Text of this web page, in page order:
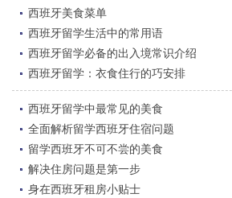
西班牙美食菜单
西班牙留学生活中的常用语
西班牙留学必备的出入境常识介绍
西班牙留学：衣食住行的巧安排
西班牙留学中最常见的美食
全面解析留学西班牙住宿问题
留学西班牙不可不尝的美食
解决住房问题是第一步
身在西班牙租房小贴士